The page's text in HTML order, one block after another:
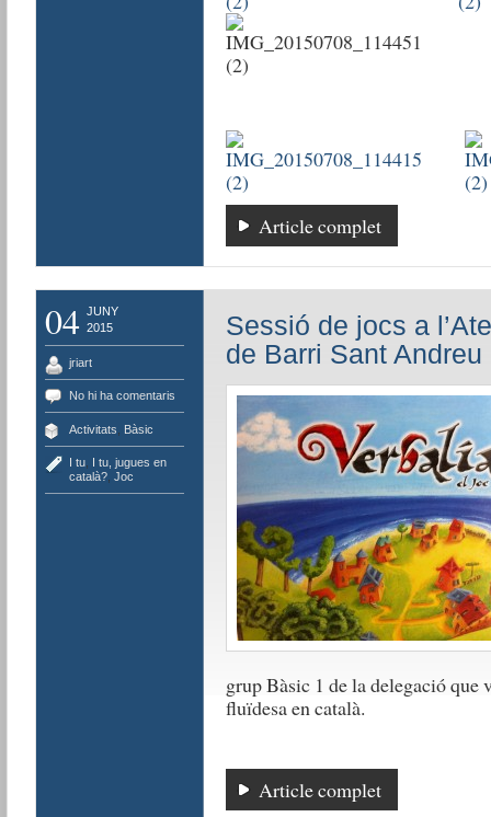
Article complet
04 JUNY
2015
jriart
No hi ha comentaris
Activitats Bàsic
I tu, I tu, jugues en
català?, Joc
Sessió de jocs a
de Barri Sant Andreu
grup Bàsic 1 de la delegació que
fluïdesa en català.
Article complet